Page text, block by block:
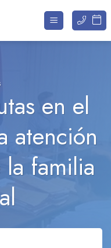
en el
atención
familia